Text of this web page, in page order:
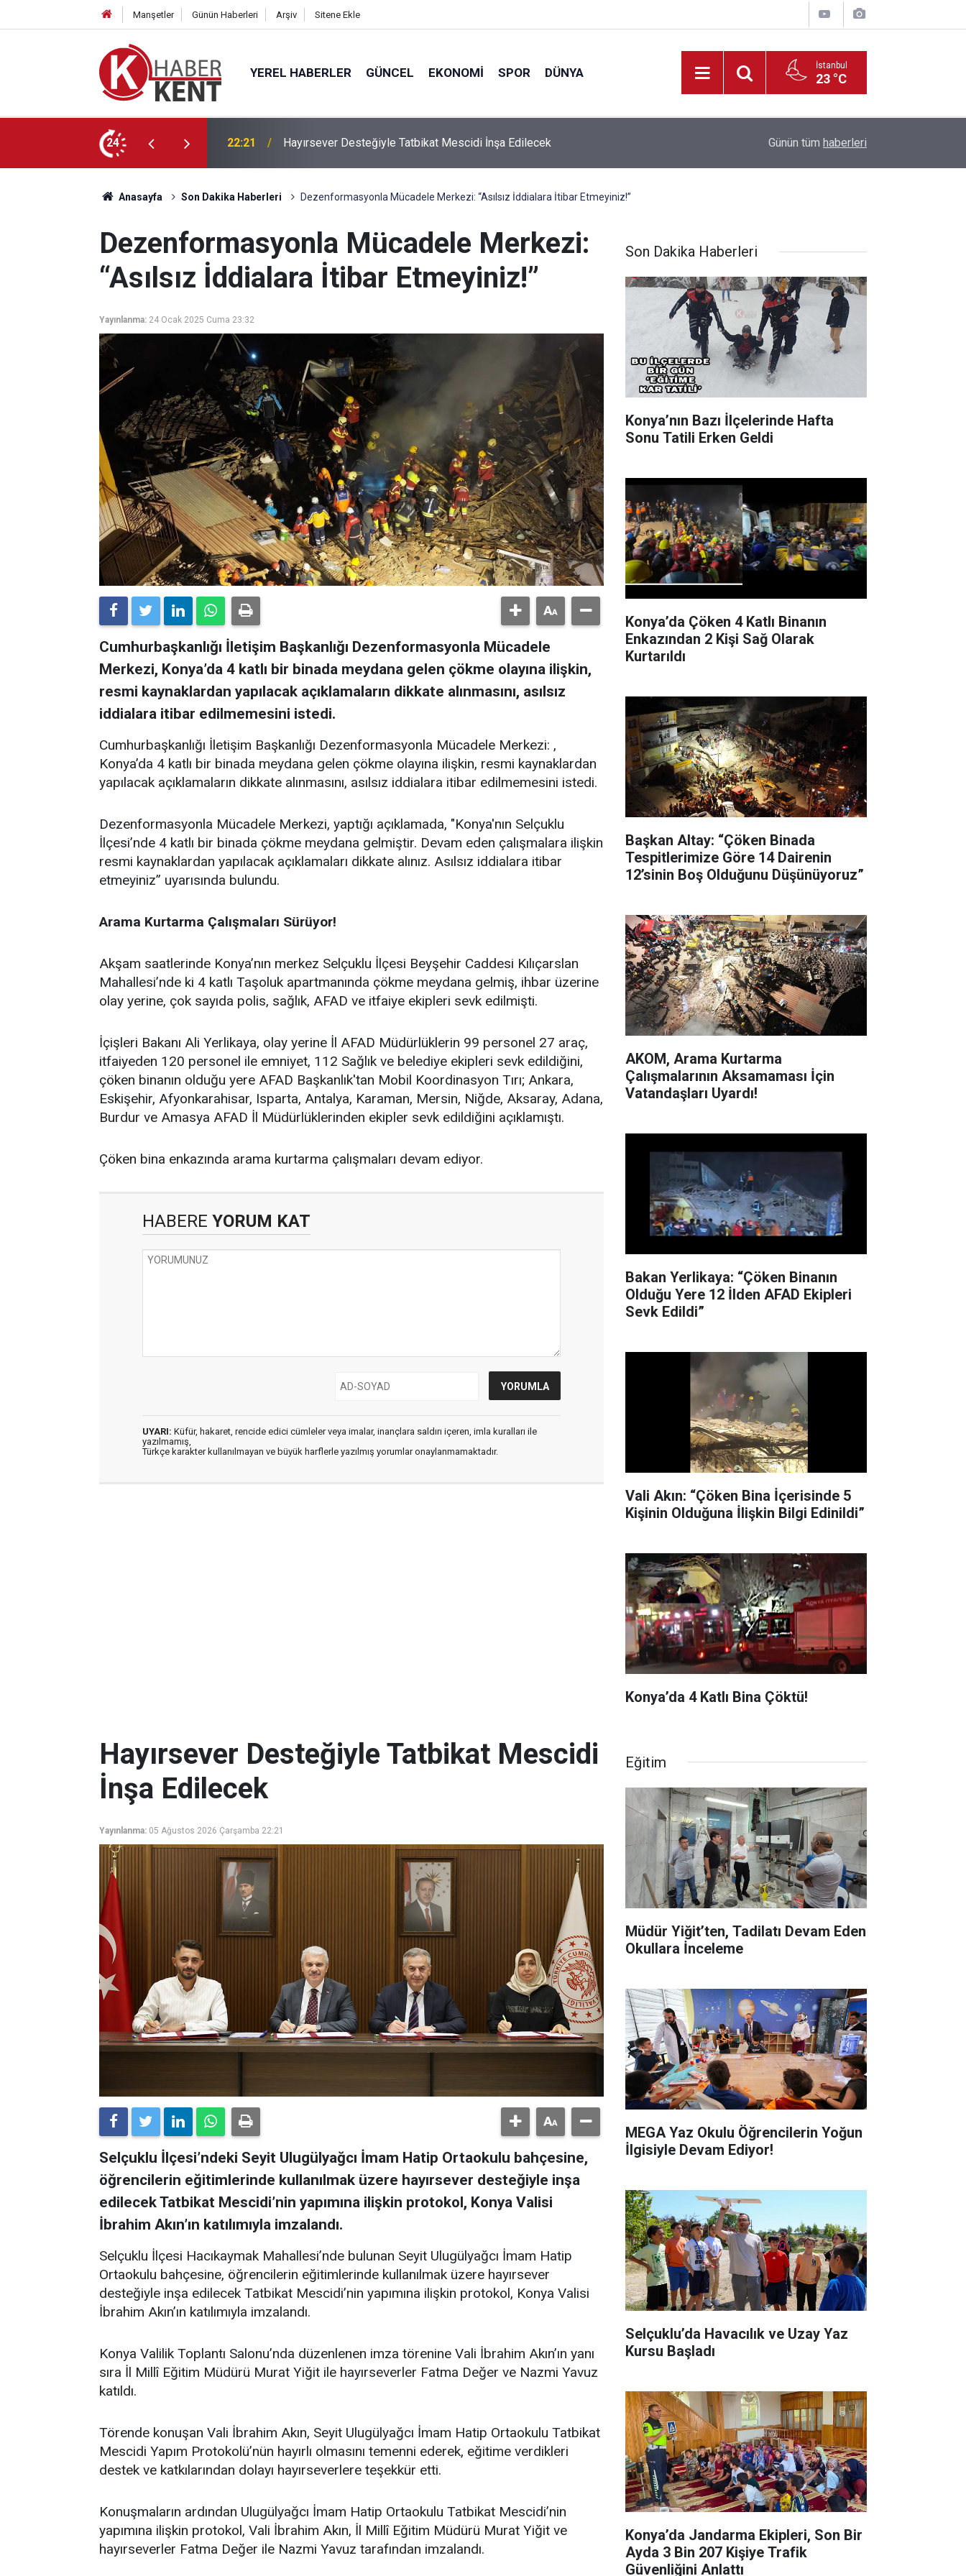
Manşetler Günün Haberleri Arşiv Sitene Ekle
YEREL HABERLER GÜNCEL EKONOMI SPOR DÜNYA İstanbul
23 °C
24
İnşa Edilecek 22:09 Müdür Yiğit’ten, Tadilatı Devam Eden Okullara İnceleme Konya Tabip Odası, Başkan
Günün tüm haberleri
Anasayfa Son Dakika Haberleri Dezenformasyonla Mücadele Merkezi: “Asılsız İddialara İtibar Etmeyiniz!”
Dezenformasyonla Mücadele Merkezi:
“Asılsız İddialara İtibar Etmeyiniz!”
Yayınlanma: 24 Ocak 2025 Cuma 23:32
Cumhurbaşkanlığı İletişim Başkanlığı Dezenformasyonla Mücadele
Merkezi, Konya’da 4 katlı bir binada meydana gelen çökme olayına ilişkin,
resmi kaynaklardan yapılacak açıklamaların dikkate alınmasını, asılsız
iddialara itibar edilmemesini istedi.
Cumhurbaşkanlığı İletişim Başkanlığı Dezenformasyonla Mücadele Merkezi: ,
Konya’da 4 katlı bir binada meydana gelen çökme olayına ilişkin, resmi kaynaklardan
yapılacak açıklamaların dikkate alınmasını, asılsız iddialara itibar edilmemesini istedi.
Dezenformasyonla Mücadele Merkezi, yaptığı açıklamada, "Konya'nın Selçuklu
İlçesi’nde 4 katlı bir binada çökme meydana gelmiştir. Devam eden çalışmalara ilişkin
resmi kaynaklardan yapılacak açıklamaları dikkate alınız. Asılsız iddialara itibar
etmeyiniz” uyarısında bulundu.
Arama Kurtarma Çalışmaları Sürüyor!
Akşam saatlerinde Konya’nın merkez Selçuklu İlçesi Beyşehir Caddesi Kılıçarslan
Mahallesi’nde ki 4 katlı Taşoluk apartmanında çökme meydana gelmiş, ihbar üzerine
olay yerine, çok sayıda polis, sağlık, AFAD ve itfaiye ekipleri sevk edilmişti.
İçişleri Bakanı Ali Yerlikaya, olay yerine İl AFAD Müdürlüklerin 99 personel 27 araç,
itfaiyeden 120 personel ile emniyet, 112 Sağlık ve belediye ekipleri sevk edildiğini,
çöken binanın olduğu yere AFAD Başkanlık'tan Mobil Koordinasyon Tırı; Ankara,
Eskişehir, Afyonkarahisar, Isparta, Antalya, Karaman, Mersin, Niğde, Aksaray, Adana,
Burdur ve Amasya AFAD İl Müdürlüklerinden ekipler sevk edildiğini açıklamıştı.
Çöken bina enkazında arama kurtarma çalışmaları devam ediyor.
HABERE YORUM KAT
UYARI: Küfür, hakaret, rencide edici cümleler veya imalar, inançlara saldırı içeren, imla kuralları ile
yazılmamış,
Türkçe karakter kullanılmayan ve büyük harflerle yazılmış yorumlar onaylanmamaktadır.
Son Dakika Haberleri
Konya’nın Bazı İlçelerinde Hafta
Sonu Tatili Erken Geldi
Konya’da Çöken 4 Katlı Binanın
Enkazından 2 Kişi Sağ Olarak
Kurtarıldı
Başkan Altay: “Çöken Binada
Tespitlerimize Göre 14 Dairenin
12’sinin Boş Olduğunu Düşünüyoruz”
AKOM, Arama Kurtarma
Çalışmalarının Aksamaması İçin
Vatandaşları Uyardı!
Bakan Yerlikaya: “Çöken Binanın
Olduğu Yere 12 İlden AFAD Ekipleri
Sevk Edildi”
Vali Akın: “Çöken Bina İçerisinde 5
Kişinin Olduğuna İlişkin Bilgi Edinildi”
Konya’da 4 Katlı Bina Çöktü!
Hayırsever Desteğiyle Tatbikat Mescidi
İnşa Edilecek
Yayınlanma: 05 Ağustos 2026 Çarşamba 22:21
Selçuklu İlçesi’ndeki Seyit Ulugülyağcı İmam Hatip Ortaokulu bahçesine,
öğrencilerin eğitimlerinde kullanılmak üzere hayırsever desteğiyle inşa
edilecek Tatbikat Mescidi’nin yapımına ilişkin protokol, Konya Valisi
İbrahim Akın’ın katılımıyla imzalandı.
Selçuklu İlçesi Hacıkaymak Mahallesi’nde bulunan Seyit Ulugülyağcı İmam Hatip
Ortaokulu bahçesine, öğrencilerin eğitimlerinde kullanılmak üzere hayırsever
desteğiyle inşa edilecek Tatbikat Mescidi’nin yapımına ilişkin protokol, Konya Valisi
İbrahim Akın’ın katılımıyla imzalandı.
Konya Valilik Toplantı Salonu’nda düzenlenen imza törenine Vali İbrahim Akın’ın yanı
sıra İl Millî Eğitim Müdürü Murat Yiğit ile hayırseverler Fatma Değer ve Nazmi Yavuz
katıldı.
Törende konuşan Vali İbrahim Akın, Seyit Ulugülyağcı İmam Hatip Ortaokulu Tatbikat
Mescidi Yapım Protokolü’nün hayırlı olmasını temenni ederek, eğitime verdikleri
destek ve katkılarından dolayı hayırseverlere teşekkür etti.
Konuşmaların ardından Ulugülyağcı İmam Hatip Ortaokulu Tatbikat Mescidi’nin
yapımına ilişkin protokol, Vali İbrahim Akın, İl Millî Eğitim Müdürü Murat Yiğit ve
hayırseverler Fatma Değer ile Nazmi Yavuz tarafından imzalandı.
Eğitim
Müdür Yiğit’ten, Tadilatı Devam Eden
Okullara İnceleme
MEGA Yaz Okulu Öğrencilerin Yoğun
İlgisiyle Devam Ediyor!
Selçuklu’da Havacılık ve Uzay Yaz
Kursu Başladı
Konya’da Jandarma Ekipleri, Son Bir
Ayda 3 Bin 207 Kişiye Trafik
Güvenliğini Anlattı